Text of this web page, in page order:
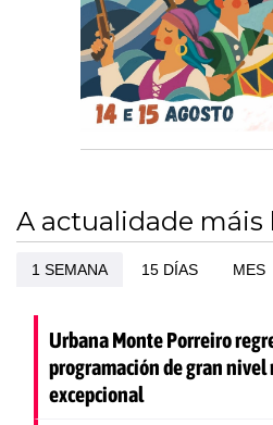
A actualidade máis
1 SEMANA 15 DÍAS MES
Urbana Monte Porreiro
programación de gran
excepcional